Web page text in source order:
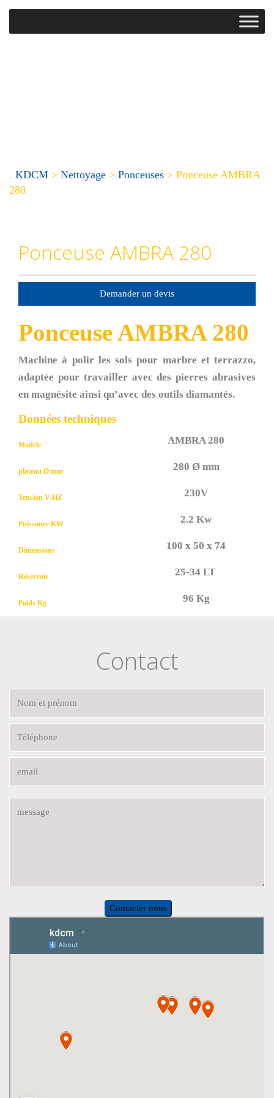
. KDCM > Nettoyage > Ponceuses > Ponceuse AMBRA
280
Ponceuse AMBRA 280
Demander un devis
Ponceuse AMBRA 280
Machine à polir les sols pour marbre et terrazzo,
adaptée pour travailler avec des pierres abrasives
en magnésite ainsi qu’avec des outils diamantés.
Données techniques
Modèle AMBRA 280
plateau Ø mm 280 Ø mm
Tension V-HZ 230V
Puissance KW 2.2 Kw
Dimensions 100 x 50 x 74
Réservoir 25-34 LT
Poids Kg 96 Kg
Contact